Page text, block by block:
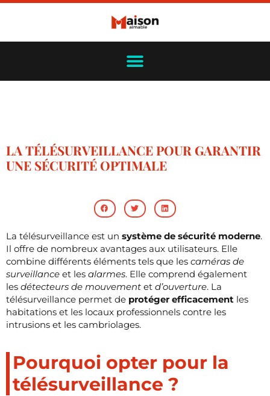
LA TÉLÉSURVEILLANCE POUR GARANTIR
UNE SÉCURITÉ OPTIMALE
La télésurveillance est un système de sécurité moderne.
Il offre de nombreux avantages aux utilisateurs. Elle
combine différents éléments tels que les caméras de
surveillance et les alarmes. Elle comprend également
les détecteurs de mouvement et d’ouverture. La
télésurveillance permet de protéger efficacement les
habitations et les locaux professionnels contre les
intrusions et les cambriolages.
Pourquoi opter pour la
télésurveillance ?